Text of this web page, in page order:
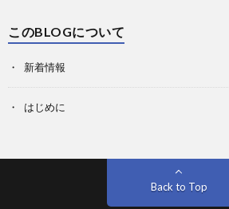
このBLOGについて
新着情報
はじめに
Back to Top